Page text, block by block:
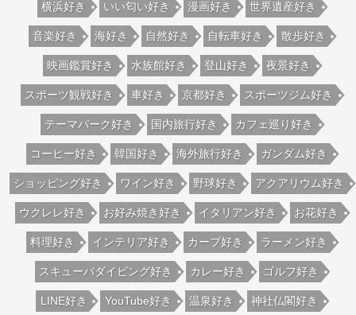
横浜好き いい匂い好き 漫画好き 世界遺産好き
音楽好き 海好き 自然好き 自転車好き 散歩好き
映画鑑賞好き 水族館好き 登山好き 夜景好き
スポーツ観戦好き 車好き 京都好き スポーツジム好き
テーマパーク好き 国内旅行好き カフェ巡り好き
コーヒー好き 韓国好き 海外旅行好き ガンダム好き
ショッピング好き ワイン好き 野球好き アクアリウム好き
ウクレレ好き お好み焼き好き イタリアン好き お花好き
料理好き インテリア好き カープ好き ラーメン好き
スキューバダイビング好き カレー好き ゴルフ好き
LINE好き YouTube好き 温泉好き 神社仏閣好き